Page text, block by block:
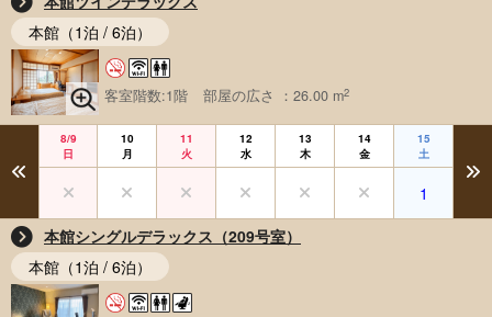
本館（1泊 / 6泊）
客室階数:1階 部屋の広さ ：26.00 m2
8/9
日
10
月
11
火
12
水
13
木
14
金
15
土
1
本館シングルデラックス（209号室）
本館（1泊 / 6泊）